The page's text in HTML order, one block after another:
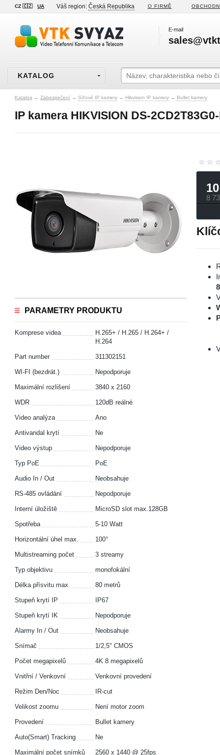
CZ 🇨🇿 UA Váš region: Česká Republika O FIRMĚ
E-mail
KATALOG
Katalog → Zabezpečení → Síťové IP kamery → Hikvision IP kamery → Bullet kamery
IP kamera HIKVISION DS-
PARAMETRY PRODUKTU
Komprese videa
H.265+ / H.265 / H.264+ /
H.264
Part number 311302151
WI-FI (bezdrát.) Nepodporuje
Maximální rozlišení 3840 x 2160
WDR 120dB reálné
Video analýza Ano
Antivandal krytí Ne
Video výstup Nepodporuje
Typ PoE PoE
Audio In / Out Neobsahuje
RS-485 ovládání Nepodporuje
Interní úložiště MicroSD slot max.128GB
Spotřeba 5-10 Watt
Horizontální úhel max. 100°
Multistreaming počet 3 streamy
Typ objektivu monofokální
Délka přísvitu max. 80 metrů
Stupeň krytí IP IP67
Stupeň krytí IK Nepodporuje
Alarmy In / Out Neobsahuje
Snímač 1/2,5" CMOS
Počet megapixelů 4K 8 megapixelů
Vnitřní / Venkovní Venkovní provedení
Režim Den/Noc IR-cut
Velikost zoomu Není motor zoom
Provedení Bullet kamery
Auto(Smart) Tracking Ne
Maximální počet snímků 2560 x 1440 @ 25fps
8